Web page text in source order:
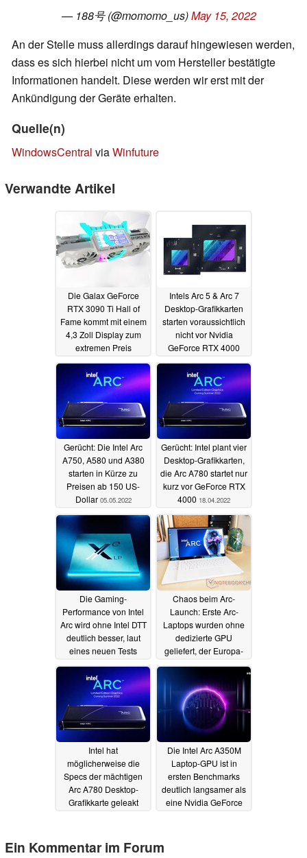
— 188号 (@momomo_us)May 15, 2022
An der Stelle muss allerdings darauf hingewiesen werden,
dass es sich hierbei nicht um vom Hersteller bestätigte
Informationen handelt. Diese werden wir erst mit der
Ankündigung der Geräte erhalten.
Quelle(n)
WindowsCentral viaWinfuture
Verwandte Artikel
Die Galax GeForce
RTX 3090 Ti Hall of
Fame kommt mit einem
4,3 Zoll Display zum
extremen Preis
27.05.2022
Intels Arc 5 & Arc 7
Desktop-Grafikkarten
starten voraussichtlich
nicht vor Nvidia
GeForce RTX 4000
10.05.2022
Gerücht: Die Intel Arc
A750, A580 und A380
starten in Kürze zu
Preisen ab 150 US-
Dollar 05.05.2022
Gerücht: Intel plant vier
Desktop-Grafikkarten,
die Arc A780 startet nur
kurz vor GeForce RTX
4000 18.04.2022
Die Gaming-
Performance von Intel
Arc wird ohne Intel DTT
deutlich besser, laut
eines neuen Tests
14.04.2022
Chaos beim Arc-
Launch: Erste Arc-
Laptops wurden ohne
dedizierte GPU
geliefert, der Europa-
Launch verzögert sich
08.04.2022
Intel hat
möglicherweise die
Specs der mächtigen
Arc A780 Desktop-
Grafikkarte geleakt
Die Intel Arc A350M
Laptop-GPU ist in
ersten Benchmarks
deutlich langsamer als
eine Nvidia GeForce
Ein Kommentar im Forum